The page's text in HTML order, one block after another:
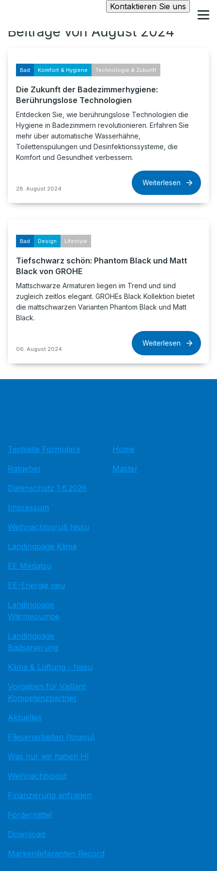
Kontaktieren Sie uns
Beiträge von August 2024
Bad Komfort & Hygiene Technologie & Zukunft
Die Zukunft der Badezimmerhygiene:
Berührungslose Technologien
Entdecken Sie, wie berührungslose Technologien die
Hygiene in Badezimmern revolutionieren. Erfahren Sie
mehr über automatische Wasserhähne,
Toilettenspülungen und Desinfektionssysteme, die
Komfort und Gesundheit verbessern.
28. August 2024
Weiterlesen
Bad Design Lifestyle
Tiefschwarz schön: Phantom Black und Matt
Black von GROHE
Mattschwarze Armaturen liegen im Trend und sind
zugleich zeitlos elegant. GROHEs Black Kollektion bietet
die mattschwarzen Varianten Phantom Black und Matt
Black.
06. August 2024
Weiterlesen
Testseite Formulare
Ratgeber
Datenschutz 1.6.2026
Impressum
Weihnachtsgruß hissu
Landingpage Klima
EE Medatsu
EE-Energie neu
Landingpage
Wärmepumpe
Landingpage
Badsanierung
Klima & Lüftung - hissu
Vorgaben für Vaillant
Kompetenzpartner
Aktuelles
Fliesenarbeiten (toujou)
Was nur wir haben HI
Weihnachtspost
Finanzierung anfragen
Fördermittel
Download
Markenlieferanten Record
Home
Master